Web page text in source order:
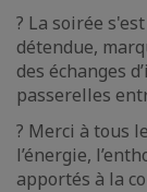
? La soirée
détendue,
des échanges
passerelles
? Merci à tous
l’énergie,
apportés à la